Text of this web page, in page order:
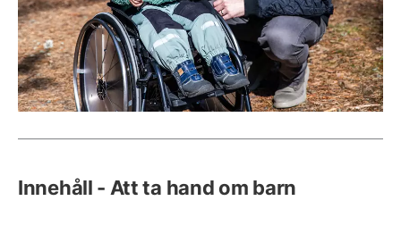
Innehåll - Att ta hand om barn